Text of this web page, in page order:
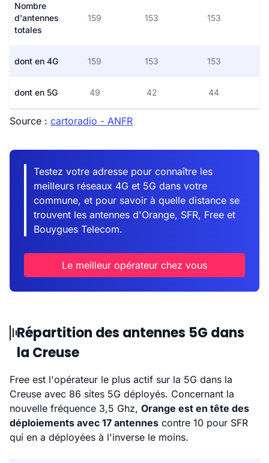
Nombre
d'antennes
totales
159 153 153
dont en 4G 159 153 153
dont en 5G 49 42 44
Source : cartoradio - ANFR
Testez votre adresse pour connaître les
meilleurs réseaux 4G et 5G dans votre
commune, et pour savoir à quelle distance se
trouvent les antennes d'Orange, SFR, Free et
Bouygues Telecom.
Le meilleur opérateur chez vous
Répartition des antennes 5G dans
la Creuse
Free est l'opérateur le plus actif sur la 5G dans la
Creuse avec 86 sites 5G déployés. Concernant la
nouvelle fréquence 3,5 Ghz, Orange est en tête des
déploiements avec 17 antennes contre 10 pour SFR
qui en a déployées à l'inverse le moins.